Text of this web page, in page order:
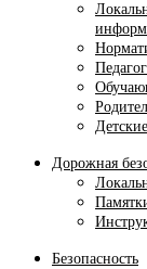
Дорожная
Безопасность